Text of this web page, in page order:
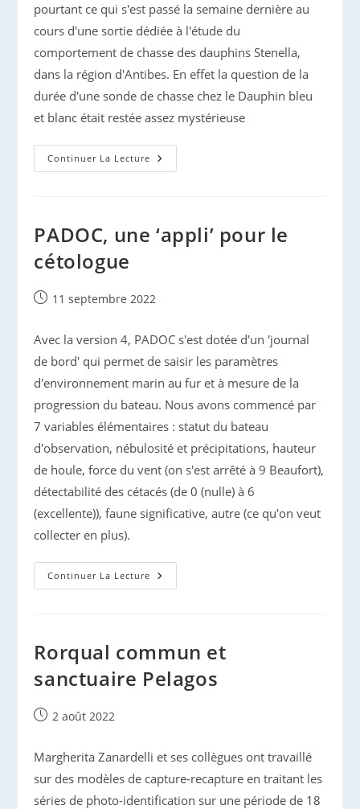
pourtant ce qui s'est passé la semaine dernière au
cours d'une sortie dédiée à l'étude du
comportement de chasse des dauphins Stenella,
dans la région d'Antibes. En effet la question de la
durée d'une sonde de chasse chez le Dauphin bleu
et blanc était restée assez mystérieuse
Continuer La Lecture Comportement
De
PADOC, une ‘appli’ pour le
cétologue
Publication
11 septembre 2022
Avec la version 4, PADOC s'est dotée d'un 'journal
de bord' qui permet de saisir les paramètres
d'environnement marin au fur et à mesure de la
progression du bateau. Nous avons commencé par
7 variables élémentaires : statut du bateau
d'observation, nébulosité et précipitations, hauteur
de houle, force du vent (on s'est arrêté à 9 Beaufort),
détectabilité des cétacés (de 0 (nulle) à 6
(excellente)), faune significative, autre (ce qu'on veut
collecter en plus).
Continuer La Lecture PADOC,
Une
Rorqual commun et
sanctuaire Pelagos
Publication
2 août 2022
Margherita Zanardelli et ses collègues ont travaillé
sur des modèles de capture-recapture en traitant les
séries de photo-identification sur une période de 18